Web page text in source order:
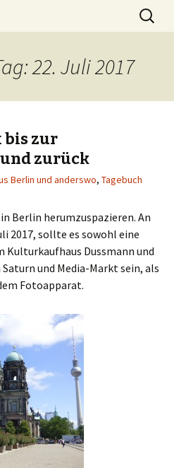
Suchen
nach:
22. Juli 2017
bis zur
zurück
Berlin und anderswo, Tagebuch
Berlin herumzuspazieren. An
2017, sollte es sowohl eine
Kulturkaufhaus Dussmann und
und Media-Markt sein, als
Fotoapparat.